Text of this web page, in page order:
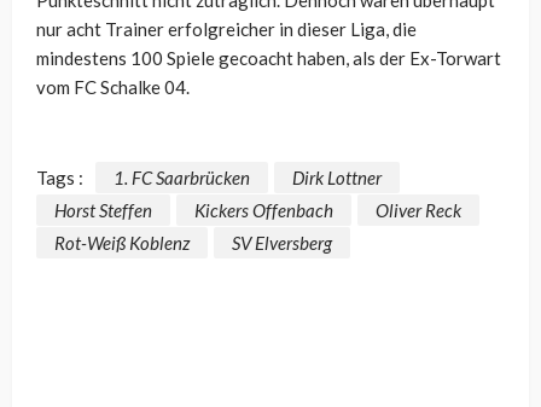
nur acht Trainer erfolgreicher in dieser Liga, die
mindestens 100 Spiele gecoacht haben, als der Ex-Torwart
vom FC Schalke 04.
Tags : 1. FC Saarbrücken
Dirk Lottner
Horst Steffen
Kickers Offenbach
Oliver Reck
Rot-Weiß Koblenz
SV Elversberg